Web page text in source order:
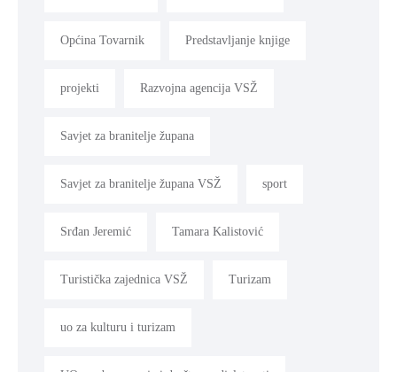
Općina Tovarnik Predstavljanje knjige
projekti Razvojna agencija VSŽ
Savjet za branitelje župana
Savjet za branitelje župana VSŽ sport
Srđan Jeremić Tamara Kalistović
Turistička zajednica VSŽ Turizam
uo za kulturu i turizam